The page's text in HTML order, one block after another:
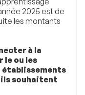
2025 est de
les montants
à la
le ou les
établissements
souhaitent